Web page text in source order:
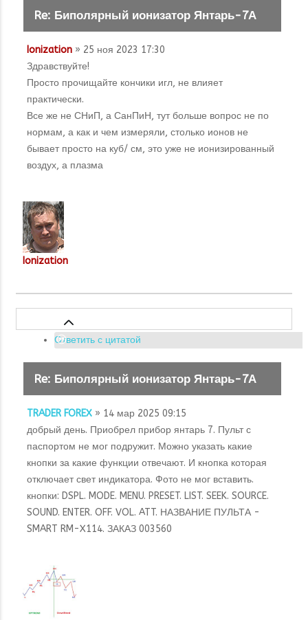
Re: Биполярный ионизатор Янтарь-7А
Ionization » 25 ноя 2023 17:30
Здравствуйте!
Просто прочищайте кончики игл, не влияет
практически.
Все же не СНиП, а СанПиН, тут больше вопрос не по
нормам, а как и чем измеряли, столько ионов не
бывает просто на куб/ см, это уже не ионизированный
воздух, а плазма
Ionization
Ответить с цитатой
Re: Биполярный ионизатор Янтарь-7А
TRADER FOREX » 14 мар 2025 09:15
добрый день. Приобрел прибор янтарь 7. Пульт с
паспортом не мог подружит. Можно указать какие
кнопки за какие функции отвечают. И кнопка которая
отключает свет индикатора. Фото не мог вставить.
кнопки: DSPL. MODE. MENU. PRESET. LIST. SEEK. SOURCE.
SOUND. ENTER. OFF. VOL. ATT. НАЗВАНИЕ ПУЛЬТА -
SMART RM-X114. ЗАКАЗ 003560